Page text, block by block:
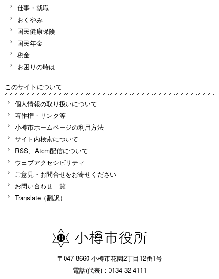
仕事・就職
おくやみ
国民健康保険
国民年金
税金
お困りの時は
このサイトについて
個人情報の取り扱いについて
著作権・リンク等
小樽市ホームページの利用方法
サイト内検索について
RSS、Atom配信について
ウェブアクセシビリティ
ご意見・お問合せをお寄せください
お問い合わせ一覧
Translate（翻訳）
〒047-8660 小樽市花園2丁目12番1号
電話(代表)：0134-32-4111